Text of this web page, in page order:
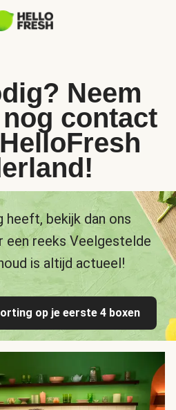
Neem
contact
heeft, bekijk dan ons
een reeks Veelgestelde
is altijd actueel!
op je eerste 4 boxen